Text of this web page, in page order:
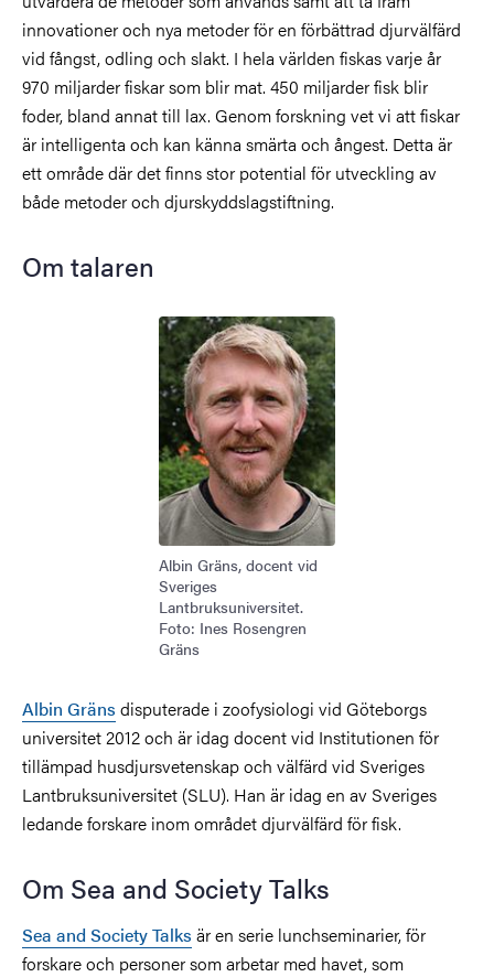
innovationer och nya metoder för en förbättrad djurvälfärd
vid fångst, odling och slakt. I hela världen fiskas varje år
970 miljarder fiskar som blir mat. 450 miljarder fisk blir
foder, bland annat till lax. Genom forskning vet vi att fiskar
är intelligenta och kan känna smärta och ångest. Detta är
ett område där det finns stor potential för utveckling av
både metoder och djurskyddslagstiftning.
Om talaren
Bild
Albin Gräns, docent vid
Sveriges
Lantbruksuniversitet.
Foto: Ines Rosengren
Gräns
Albin Gräns disputerade i zoofysiologi vid Göteborgs
universitet 2012 och är idag docent vid Institutionen för
tillämpad husdjursvetenskap och välfärd vid Sveriges
Lantbruksuniversitet (SLU). Han är idag en av Sveriges
ledande forskare inom området djurvälfärd för fisk.
Om Sea and Society Talks
Sea and Society Talks är en serie lunchseminarier, för
forskare och personer som arbetar med havet, som